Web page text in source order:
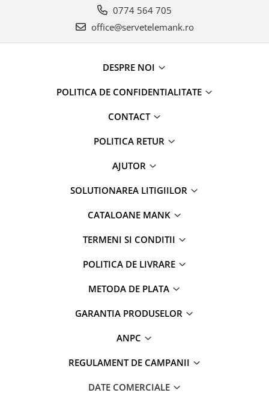
0774 564 705
office@servetelemank.ro
DESPRE NOI
POLITICA DE CONFIDENTIALITATE
CONTACT
POLITICA RETUR
AJUTOR
SOLUTIONAREA LITIGIILOR
CATALOANE MANK
TERMENI SI CONDITII
POLITICA DE LIVRARE
METODA DE PLATA
GARANTIA PRODUSELOR
ANPC
REGULAMENT DE CAMPANII
DATE COMERCIALE